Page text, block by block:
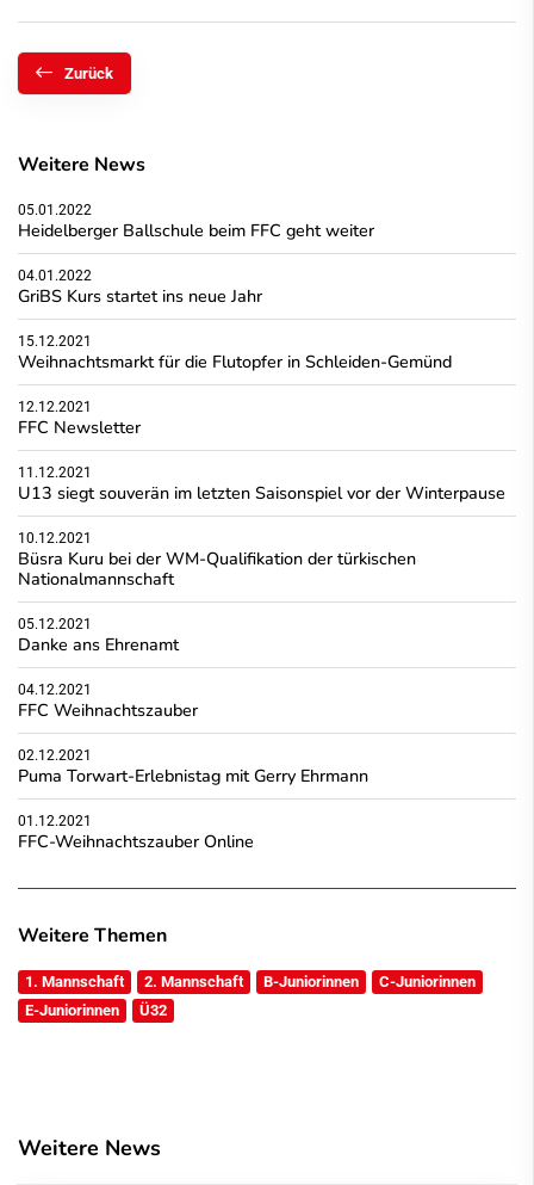
Zurück
Weitere News
05.01.2022
Heidelberger Ballschule beim FFC geht weiter
04.01.2022
GriBS Kurs startet ins neue Jahr
15.12.2021
Weihnachtsmarkt für die Flutopfer in Schleiden-Gemünd
12.12.2021
FFC Newsletter
11.12.2021
U13 siegt souverän im letzten Saisonspiel vor der Winterpause
10.12.2021
Büsra Kuru bei der WM-Qualifikation der türkischen
Nationalmannschaft
05.12.2021
Danke ans Ehrenamt
04.12.2021
FFC Weihnachtszauber
02.12.2021
Puma Torwart-Erlebnistag mit Gerry Ehrmann
01.12.2021
FFC-Weihnachtszauber Online
Weitere Themen
1. Mannschaft 2. Mannschaft B-Juniorinnen
C-Juniorinnen
E-Juniorinnen
Ü32
Weitere News